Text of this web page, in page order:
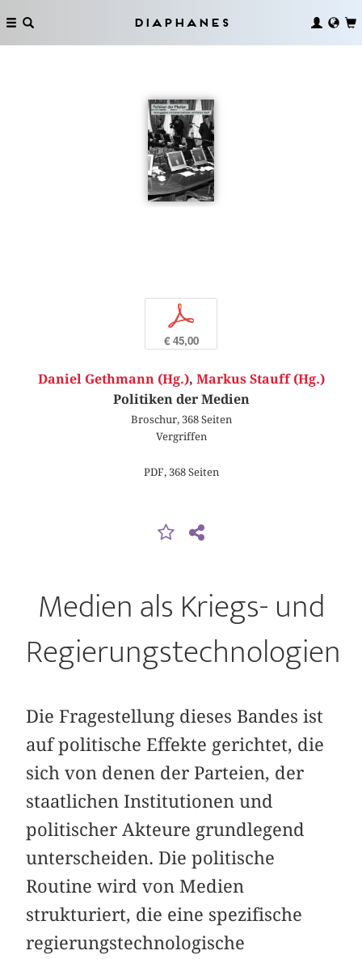
Diaphanes
p
€ 45,00
Daniel Gethmann (Hg.), Markus Stauff (Hg.)
Politiken der Medien
Broschur, 368 Seiten
Vergriffen
PDF, 368 Seiten
Medien als Kriegs- und
Regierungstechnologien
Die Fragestellung dieses Bandes ist
auf politische Effekte gerichtet, die
sich von denen der Parteien, der
staatlichen Institutionen und
politischer Akteure grundlegend
unterscheiden. Die politische
Routine wird von Medien
strukturiert, die eine spezifische
regierungstechnologische